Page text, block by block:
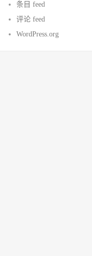
条目 feed
评论 feed
WordPress.org